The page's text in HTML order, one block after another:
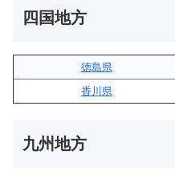
四国地方
徳島県
香川県
九州地方